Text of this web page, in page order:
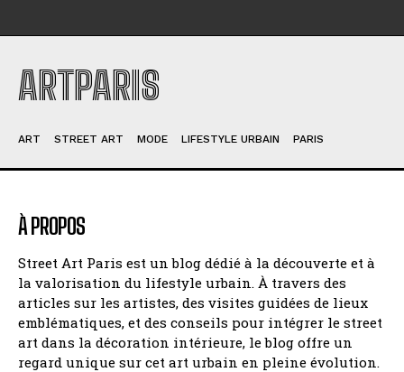
ARTPARIS
ART STREET ART MODE LIFESTYLE URBAIN PARIS
À PROPOS
Street Art Paris est un blog dédié à la découverte et à
la valorisation du lifestyle urbain. À travers des
articles sur les artistes, des visites guidées de lieux
emblématiques, et des conseils pour intégrer le street
art dans la décoration intérieure, le blog offre un
regard unique sur cet art urbain en pleine évolution.